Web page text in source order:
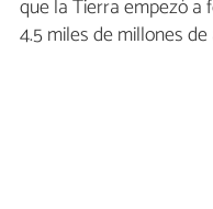
que la Tierra empezó
4.5 miles de millones de